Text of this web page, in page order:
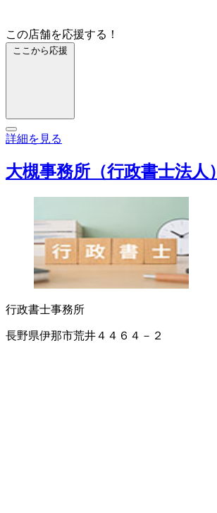
この店舗を応援する！
ここから応援
詳細を見る
大槻事務所（行政書士法人）
行政書士事務所
長野県伊那市荒井４４６４－２